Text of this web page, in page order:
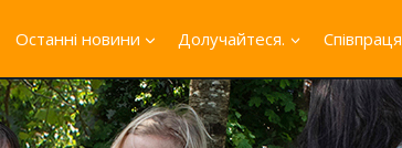
Останні новини Долучайтеся. Співпраця